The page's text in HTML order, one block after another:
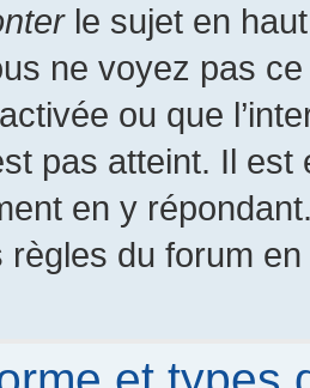
le sujet en
ne voyez pas
ou que
pas atteint. Il
en y
règles du forum